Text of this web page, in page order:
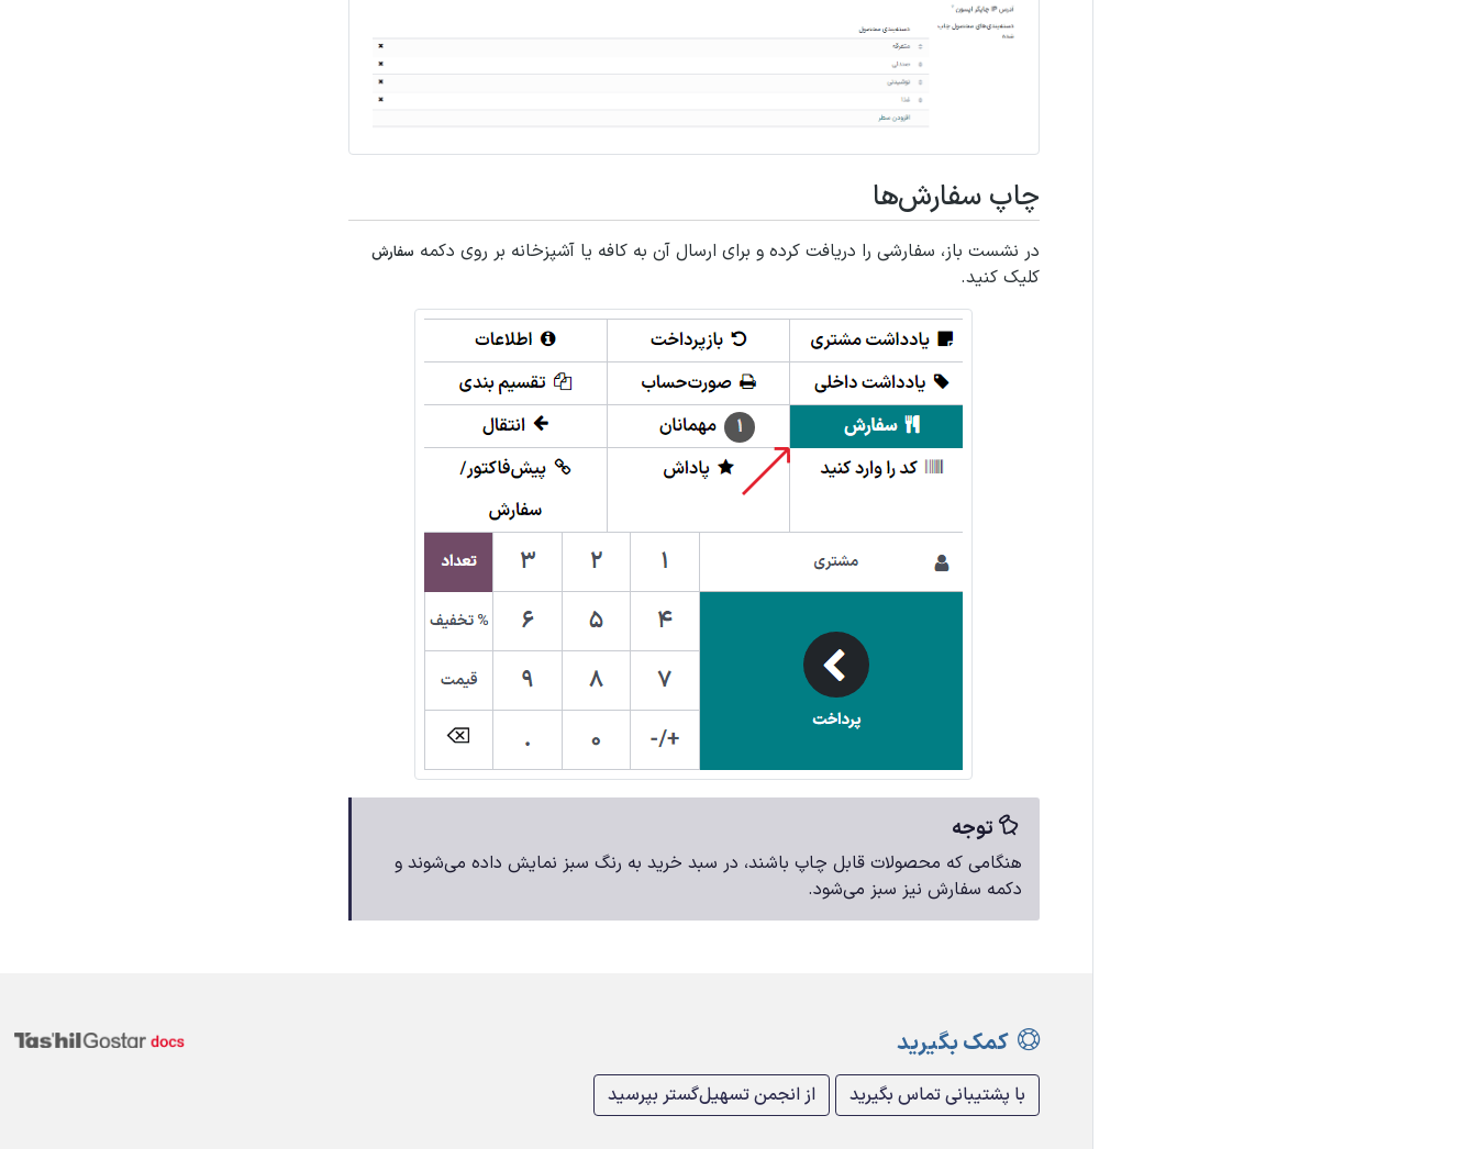
چاپ سفارش‌ها
در نشست باز، سفارشی را دریافت کرده و برای ارسال آن به کافه یا آشپزخانه بر روی دکمه سفارش
کلیک کنید.
توجه
هنگامی که محصولات قابل چاپ باشند، در سبد خرید به رنگ سبز نمایش داده می‌شوند و
دکمه سفارش نیز سبز می‌شود.
کمک بگیرید
با پشتیبانی تماس بگیرید از انجمن تسهیل‌گستر بپرسید